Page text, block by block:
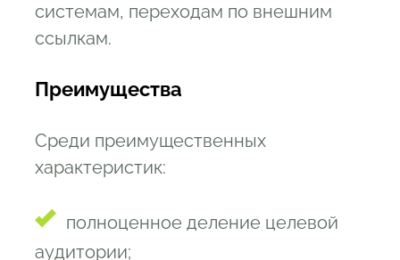
системам, переходам по внешним
ссылкам.
Преимущества
Среди преимущественных
характеристик:
полноценное деление целевой
аудитории;